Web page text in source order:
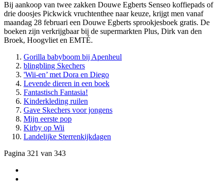
Bij aankoop van twee zakken Douwe Egberts Senseo koffiepads of
drie doosjes Pickwick vruchtenthee naar keuze, krijgt men vanaf
maandag 28 februari een Douwe Egberts sprookjesboek gratis. De
boeken zijn verkrijgbaar bij de supermarkten Plus, Dirk van den
Broek, Hoogvliet en EMTÉ.
Gorilla babyboom bij Apenheul
blingbling Skechers
'Wii-en’ met Dora en Diego
Levende dieren in een boek
Fantastisch Fantasia!
Kinderkleding ruilen
Gave Skechers voor jongens
Mijn eerste pop
Kirby op Wii
Landelijke Sterrenkijkdagen
Pagina 321 van 343